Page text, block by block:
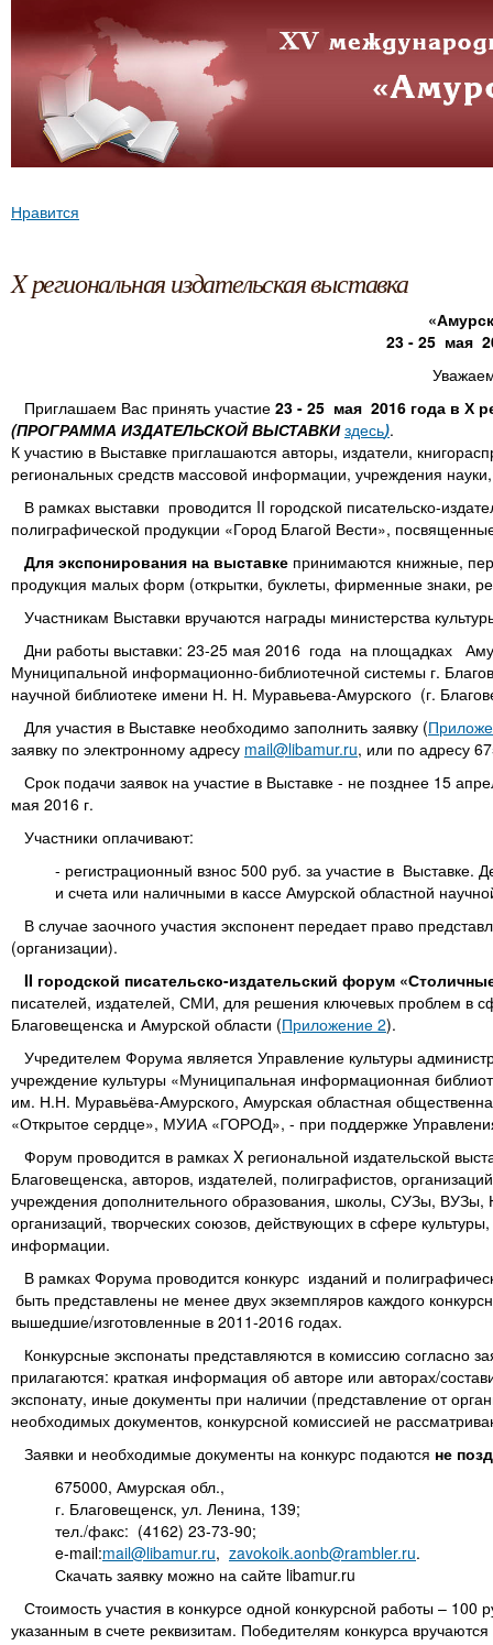
Нравится
X региональная издательская выставка
23 - 25 мая
Приглашаем Вас принять участие 23 - 25 мая 2016 года в Х
(ПРОГРАММА ИЗДАТЕЛЬСКОЙ ВЫСТАВКИ здесь).
К участию в Выставке приглашаются авторы, издатели,
региональных средств массовой информации, учреждения
В рамках выставки проводится II городской писательско-
полиграфической продукции «Город Благой Вести»,
Для экспонирования на выставке принимаются книжные,
продукция малых форм (открытки, буклеты, фирменные знаки,
Участникам Выставки вручаются награды министерства
Дни работы выставки: 23-25 мая 2016 года на площадках
Муниципальной информационно-библиотечной системы г.
научной библиотеке имени Н. Н. Муравьева-Амурского (г.
Для участия в Выставке необходимо заполнить заявку (
заявку по электронному адресу mail@libamur.ru, или по адресу
Срок подачи заявок на участие в Выставке - не позднее 15
мая 2016 г.
Участники оплачивают:
- регистрационный взнос 500 руб. за участие в
и счета или наличными в кассе Амурской областной
В случае заочного участия экспонент передает право
(организации).
II городской писательско-издательский форум
писателей, издателей, СМИ, для решения ключевых проблем в
Благовещенска и Амурской области (Приложение 2).
Учредителем Форума является Управление культуры
учреждение культуры «Муниципальная информационная
им. Н.Н. Муравьёва-Амурского, Амурская областная
«Открытое сердце», МУИА «ГОРОД», - при поддержке
Форум проводится в рамках X региональной издательской
Благовещенска, авторов, издателей, полиграфистов,
учреждения дополнительного образования, школы, СУЗы,
организаций, творческих союзов, действующих в сфере
информации.
В рамках Форума проводится конкурс изданий и
быть представлены не менее двух экземпляров каждого
вышедшие/изготовленные в 2011-2016 годах.
Конкурсные экспонаты представляются в комиссию согласно
прилагаются: краткая информация об авторе или авторах/
экспонату, иные документы при наличии (представление от
необходимых документов, конкурсной комиссией не
Заявки и необходимые документы на конкурс подаются не
675000, Амурская обл.,
г. Благовещенск, ул. Ленина, 139;
тел./факс: (4162) 23-73-90;
e-mail:mail@libamur.ru, zavokoik.aonb@rambler.ru.
Скачать заявку можно на сайте libamur.ru
Стоимость участия в конкурсе одной конкурсной работы –
указанным в счете реквизитам. Победителям конкурса